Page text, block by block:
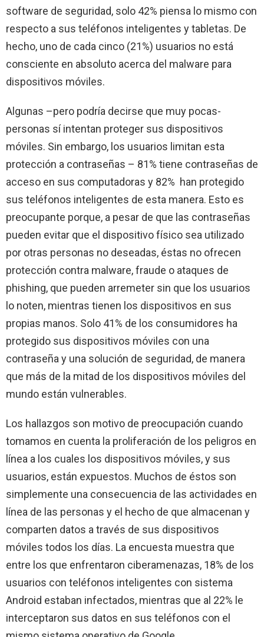
software de seguridad, solo 42% piensa lo mismo con
respecto a sus teléfonos inteligentes y tabletas. De
hecho, uno de cada cinco (21%) usuarios no está
consciente en absoluto acerca del malware para
dispositivos móviles.
Algunas –pero podría decirse que muy pocas-
personas sí intentan proteger sus dispositivos
móviles. Sin embargo, los usuarios limitan esta
protección a contraseñas – 81% tiene contraseñas de
acceso en sus computadoras y 82% han protegido
sus teléfonos inteligentes de esta manera. Esto es
preocupante porque, a pesar de que las contraseñas
pueden evitar que el dispositivo físico sea utilizado
por otras personas no deseadas, éstas no ofrecen
protección contra malware, fraude o ataques de
phishing, que pueden arremeter sin que los usuarios
lo noten, mientras tienen los dispositivos en sus
propias manos. Solo 41% de los consumidores ha
protegido sus dispositivos móviles con una
contraseña y una solución de seguridad, de manera
que más de la mitad de los dispositivos móviles del
mundo están vulnerables.
Los hallazgos son motivo de preocupación cuando
tomamos en cuenta la proliferación de los peligros en
línea a los cuales los dispositivos móviles, y sus
usuarios, están expuestos. Muchos de éstos son
simplemente una consecuencia de las actividades en
línea de las personas y el hecho de que almacenan y
comparten datos a través de sus dispositivos
móviles todos los días. La encuesta muestra que
entre los que enfrentaron ciberamenazas, 18% de los
usuarios con teléfonos inteligentes con sistema
Android estaban infectados, mientras que al 22% le
interceptaron sus datos en sus teléfonos con el